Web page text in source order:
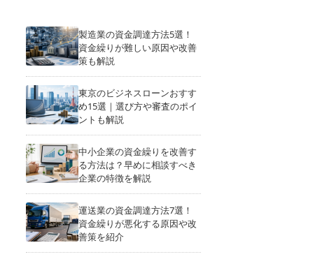
製造業の資金調達方法5選！
資金繰りが難しい原因や改善
策も解説
東京のビジネスローンおすす
め15選｜選び方や審査のポイ
ントも解説
中小企業の資金繰りを改善す
る方法は？早めに相談すべき
企業の特徴を解説
運送業の資金調達方法7選！
資金繰りが悪化する原因や改
善策を紹介